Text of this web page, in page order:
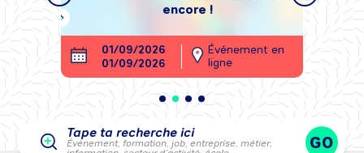
encore !
01/09/2026
01/09/2026
Événement en
ligne
Tape ta recherche ici
Événement, formation, job, entreprise, métier,
GO